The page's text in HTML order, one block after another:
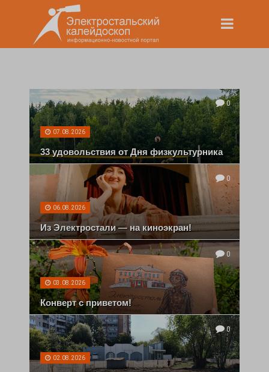
0
07.08.2026
33 удовольствия от Дня физкультурника
0
06.08.2026
Из Электростали — на киноэкран!
0
03.08.2026
Конверт с приветом!
0
02.08.2026